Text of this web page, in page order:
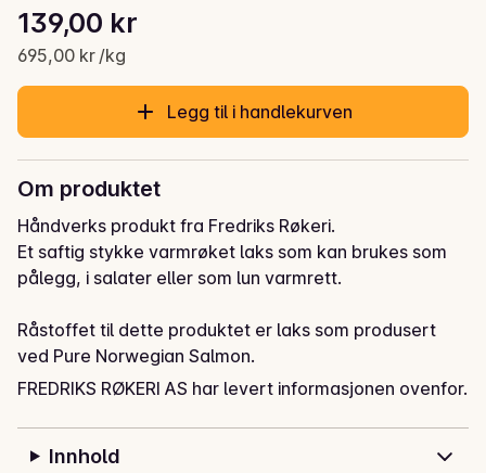
Gjeldende pris er: 139,00 kr
139,00 kr
695,00 kr /kg
Stykkpris: 695,00 kr /kg
Legg til i handlekurven
Om produktet
Håndverks produkt fra Fredriks Røkeri.
Et saftig stykke varmrøket laks som kan brukes som
pålegg, i salater eller som lun varmrett.
Råstoffet til dette produktet er laks som produsert
ved Pure Norwegian Salmon.
farvannene rundt Vartdal, Aukra, Averøy og Frøya.
Siden hele Pure Norwegian Seafood sin produksjon er
FREDRIKS RØKERI AS har levert informasjonen ovenfor.
Innhold